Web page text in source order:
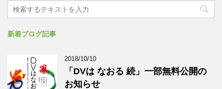
新着ブログ記事
2018/10/10
「DVは なおる 続」一部無料公開の
お知らせ